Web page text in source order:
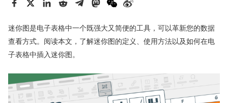
迷你图是电子表格中一个既强大又简便的工具，可以革新您的数据
查看方式。阅读本文，了解迷你图的定义、使用方法以及如何在电
子表格中插入迷你图。